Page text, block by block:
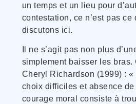
un temps et un lieu pour
contestation, ce n’est pas ce
discutons ici.
Il ne s’agit pas non plus
simplement baisser les bras.
Cheryl Richardson (1999) :
choix difficiles et absence
courage moral consiste à